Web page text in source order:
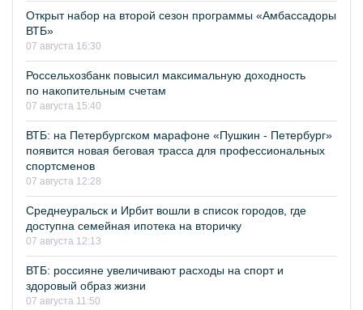
Открыт набор на второй сезон программы «Амбассадоры
ВТБ»
07 августа 16:30
Россельхозбанк повысил максимальную доходность
по накопительным счетам
07 августа 15:40
ВТБ: на Петербургском марафоне «Пушкин - Петербург»
появится новая беговая трасса для профессиональных
спортсменов
07 августа 12:28
Среднеуральск и Ирбит вошли в список городов, где
доступна семейная ипотека на вторичку
07 августа 12:13
ВТБ: россияне увеличивают расходы на спорт и
здоровый образ жизни
07 августа 11:50